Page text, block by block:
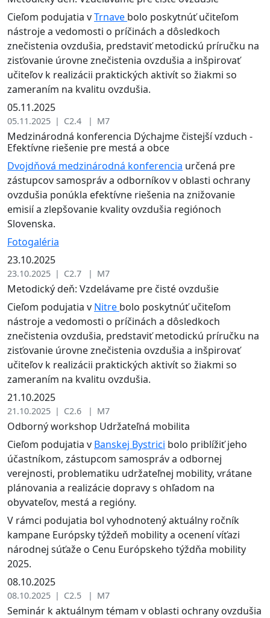
Cieľom podujatia vTrnave bolo poskytnúť učiteľom
nástroje a vedomosti o príčinách a dôsledkoch
znečistenia ovzdušia, predstaviť metodickú príručku na
zisťovanie úrovne znečistenia ovzdušia a inšpirovať
učiteľov k realizácii praktických aktivít so žiakmi so
zameraním na kvalitu ovzdušia.
05.11.2025
05.11.2025 | C2.4 | M7
Medzinárodná konferencia Dýchajme čistejší vzduch -
Efektívne riešenie pre mestá a obce
Dvojdňová medzinárodná konferencia určená pre
zástupcov samospráv a odborníkov v oblasti ochrany
ovzdušia ponúkla efektívne riešenia na znižovanie
emisií a zlepšovanie kvality ovzdušia regiónoch
Slovenska.
Fotogaléria
23.10.2025
23.10.2025 | C2.7 | M7
Metodický deň: Vzdelávame pre čisté ovzdušie
Cieľom podujatia v Nitre bolo poskytnúť učiteľom
nástroje a vedomosti o príčinách a dôsledkoch
znečistenia ovzdušia, predstaviť metodickú príručku na
zisťovanie úrovne znečistenia ovzdušia a inšpirovať
učiteľov k realizácii praktických aktivít so žiakmi so
zameraním na kvalitu ovzdušia.
21.10.2025
21.10.2025 | C2.6 | M7
Odborný workshop Udržateľná mobilita
Cieľom podujatia v Banskej Bystrici bolo priblížiť jeho
účastníkom, zástupcom samospráv a odbornej
verejnosti, problematiku udržateľnej mobility, vrátane
plánovania a realizácie dopravy s ohľadom na
obyvateľov, mestá a regióny.
V rámci podujatia bol vyhodnotený aktuálny ročník
kampane Európsky týždeň mobility a ocenení víťazi
národnej súťaže o Cenu Európskeho týždňa mobility
2025.
08.10.2025
08.10.2025 | C2.5 | M7
Seminár k aktuálnym témam v oblasti ochrany ovzdušia